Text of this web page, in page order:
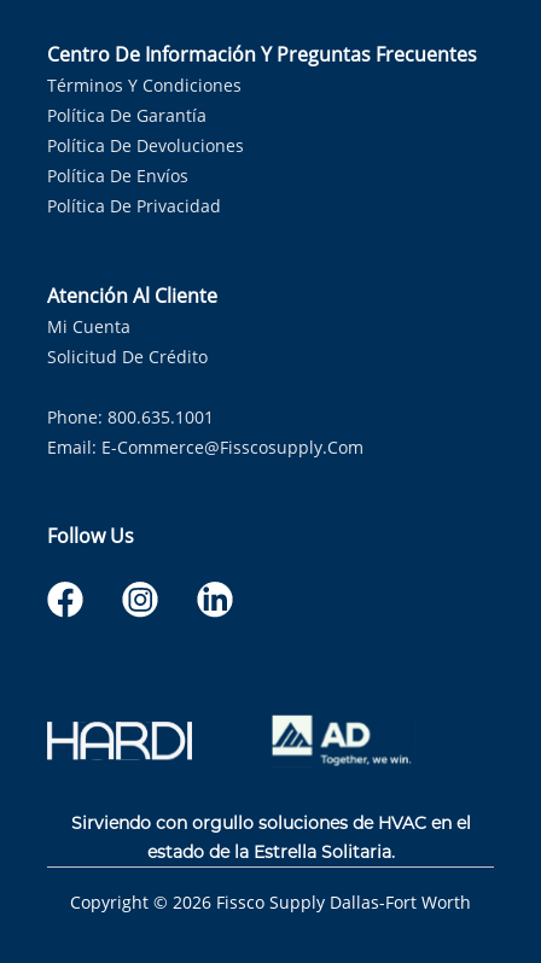
Centro De Información Y Preguntas Frecuentes
Términos Y Condiciones
Política De Garantía
Política De Devoluciones
Política De Envíos
Política De Privacidad
Atención Al Cliente
Mi Cuenta
Solicitud De Crédito
Phone: 800.635.1001
Email: E-Commerce@fisscosupply.com
Follow Us
Sirviendo con orgullo soluciones de HVAC en el
estado de la Estrella Solitaria.
Copyright © 2026 Fissco Supply Dallas-Fort Worth